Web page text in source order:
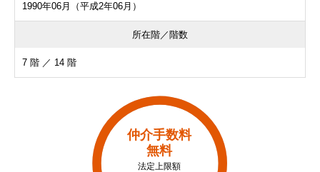
1990年06月（平成2年06月）
所在階／階数
7 階 ／ 14 階
仲介手数料
無料
法定上限額